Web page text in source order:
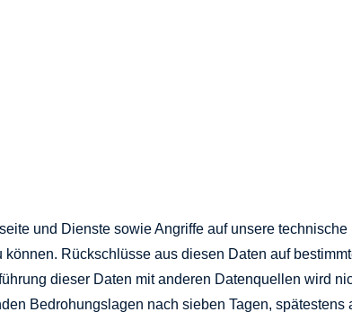
und Dienste sowie Angriffe auf unsere technische
Rückschlüsse aus diesen Daten auf
dieser Daten mit anderen Datenquellen wird
Bedrohungslagen nach sieben Tagen, spätestens